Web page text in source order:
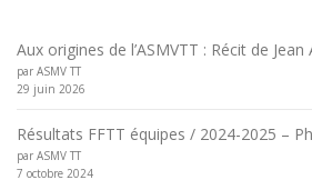
Aux origines de l’ASMVTT : Récit de
par ASMV TT
29 juin 2026
Résultats FFTT équipes / 2024-2025 –
par ASMV TT
7 octobre 2024